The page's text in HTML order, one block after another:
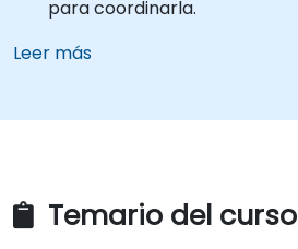
para coordinarla.
Leer más
Temario del curso